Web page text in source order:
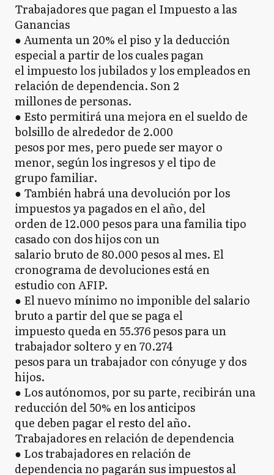
Trabajadores que pagan el Impuesto a las
Ganancias
● Aumenta un 20% el piso y la deducción
especial a partir de los cuales pagan
el impuesto los jubilados y los empleados en
relación de dependencia. Son 2
millones de personas.
● Esto permitirá una mejora en el sueldo de
bolsillo de alrededor de 2.000
pesos por mes, pero puede ser mayor o
menor, según los ingresos y el tipo de
grupo familiar.
● También habrá una devolución por los
impuestos ya pagados en el año, del
orden de 12.000 pesos para una familia tipo
casado con dos hijos con un
salario bruto de 80.000 pesos al mes. El
cronograma de devoluciones está en
estudio con AFIP.
● El nuevo mínimo no imponible del salario
bruto a partir del que se paga el
impuesto queda en 55.376 pesos para un
trabajador soltero y en 70.274
pesos para un trabajador con cónyuge y dos
hijos.
● Los autónomos, por su parte, recibirán una
reducción del 50% en los anticipos
que deben pagar el resto del año.
Trabajadores en relación de dependencia
● Los trabajadores en relación de
dependencia no pagarán sus impuestos al